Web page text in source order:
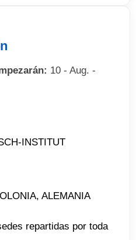
10 - Aug. -
INSTITUT
ALEMANIA
repartidas por toda